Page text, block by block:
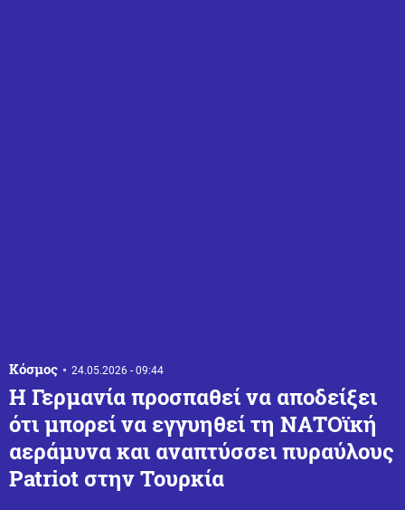
Κόσμος 24.05.2026 - 09:44
Η Γερμανία προσπαθεί να αποδείξει
ότι μπορεί να εγγυηθεί τη ΝΑΤΟϊκή
αεράμυνα και αναπτύσσει πυραύλους
Patriot στην Τουρκία